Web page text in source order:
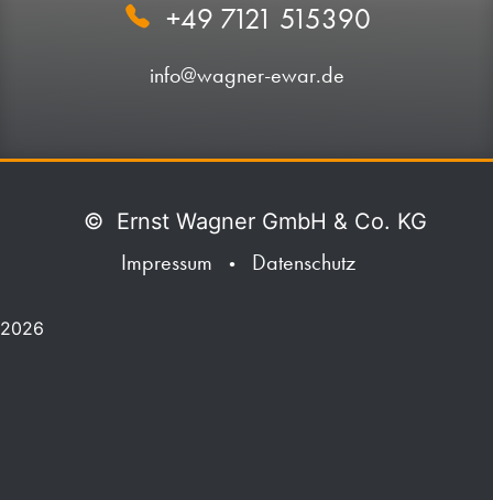
+49 7121 515390
info@wagner-ewar.de
© Ernst Wagner GmbH & Co. KG
Impressum
• Datenschutz
2026